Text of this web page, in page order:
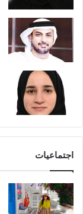
اجتماعيات